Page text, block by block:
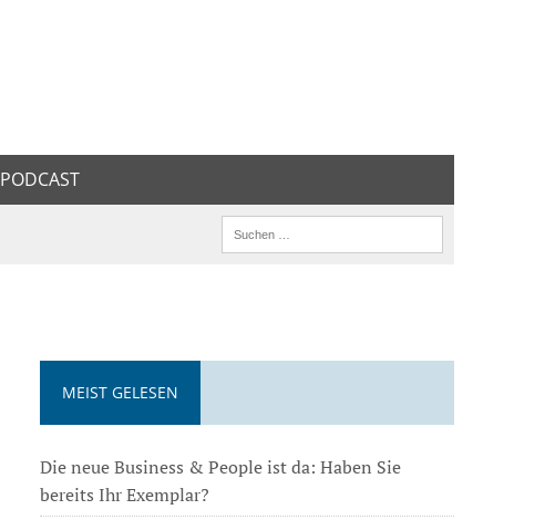
PODCAST
MEIST GELESEN
Die neue Business & People ist da: Haben Sie
bereits Ihr Exemplar?